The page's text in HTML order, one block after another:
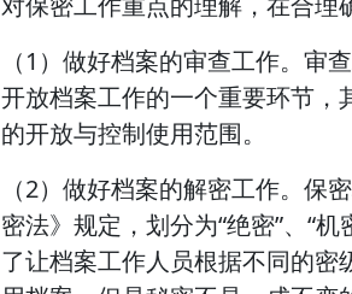
（1）做好档案的审查工作。审
开放档案工作的一个重要环节，
的开放与控制使用范围。
（2）做好档案的解密工作。保
密法》规定，划分为“绝密”、“
了让档案工作人员根据不同的